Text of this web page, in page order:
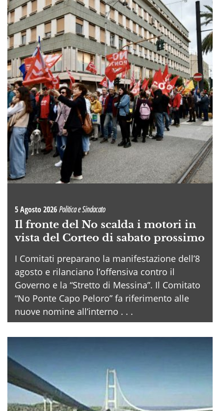
5 Agosto 2026Politica e Sindacato
Il fronte del No scalda i motori in
vista del Corteo di sabato prossimo
I Comitati preparano la manifestazione dell’8
agosto e rilanciano l’offensiva contro il
Governo e la “Stretto di Messina”. Il Comitato
“No Ponte Capo Peloro” fa riferimento alle
nuove nomine all’interno . . .